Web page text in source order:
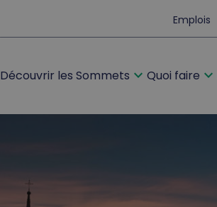
Emplois
Découvrir les Sommets expand_more Quoi faire expand_more